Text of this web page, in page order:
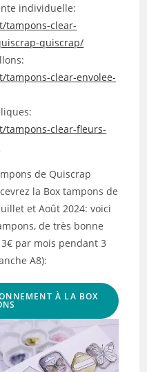
individuelle:
clear-
quiscrap/
clear-envolee-
clear-fleurs-
de Quiscrap
la Box tampons de
et Août 2024: voici
de très bonne
par mois pendant 3
A8):
À LA BOX